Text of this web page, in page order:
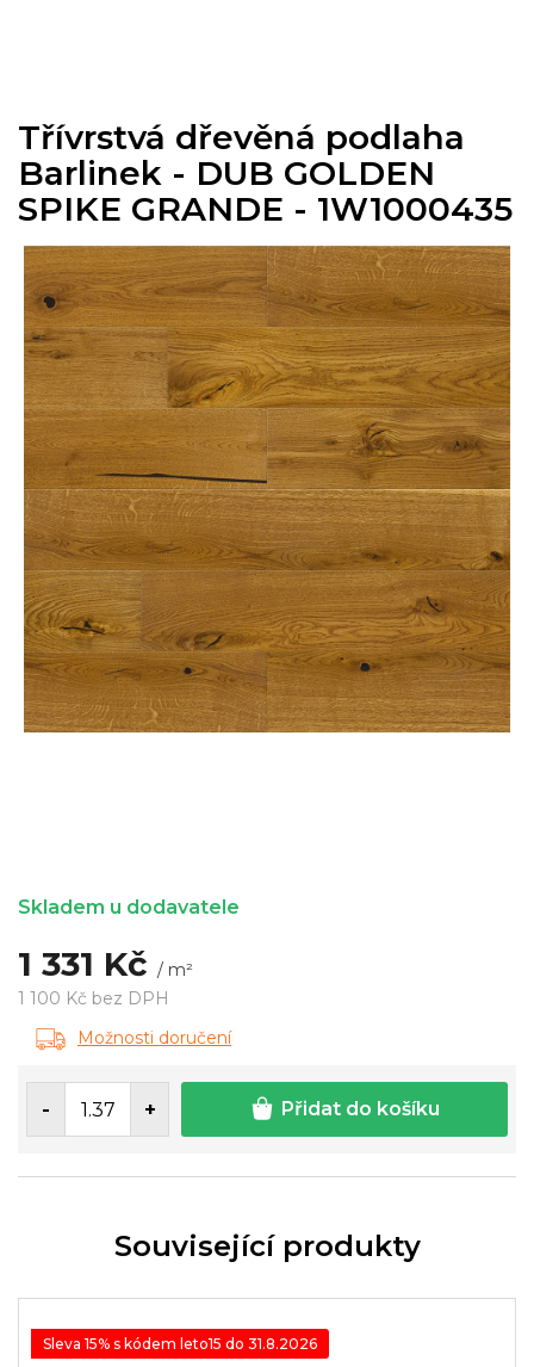
Třívrstvá dřevěná podlaha
Barlinek - DUB GOLDEN
SPIKE GRANDE - 1W1000435
1 331 Kč / m²
1 100 Kč bez DPH
Měrná
cena:
Skladem u dodavatele
Možnosti doručení
Přidat do košíku
Související produkty
Sleva 15% s kódem leto15 do 31.8.2026